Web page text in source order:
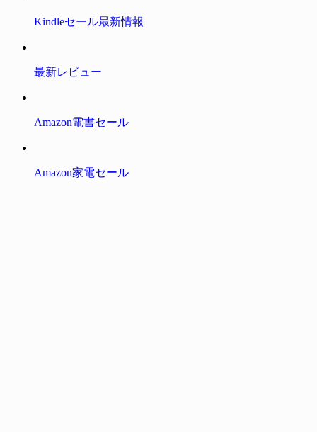
Kindleセール最新情報
最新レビュー
Amazon電書セール
Amazon家電セール